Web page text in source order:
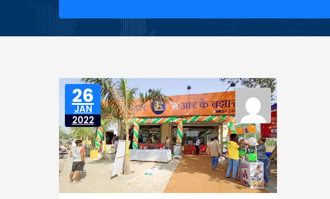
26
JAN
2022